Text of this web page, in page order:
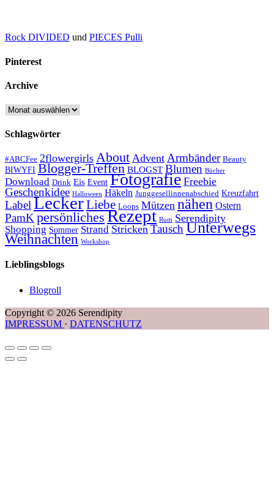
Rock DIVIDED und PIECES Pulli
Pinterest
Archive
Archive
Schlagwörter
#ABCFee 2flowergirls About Advent Armbänder Beauty
BIWYFI Blogger-Treffen BLOGST Blumen Bücher
Download Drink Eis Event Fotografie Freebie
Geschenkidee Halloween Häkeln Junggesellinnenabschied Kreuzfahrt
Label LeckerLiebe Loops Mützen nähen Ostern
PamK persönliches Rezept Rum Serendipity
Shopping Sommer Strand Stricken Tausch Unterwegs
Weihnachten Workshop
Lieblingsblogs
Blogroll
Copyright © 2026 Serendipity
IMPRESSUM · DATENSCHUTZ